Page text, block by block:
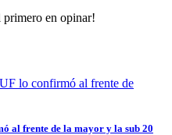
primero en opinar!
al frente de la mayor y la sub 20